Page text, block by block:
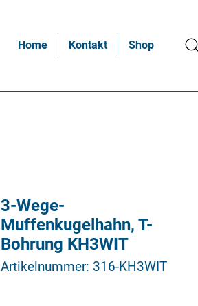
Home Kontakt Shop
3-Wege-
Muffenkugelhahn, T-
Bohrung KH3WIT
Artikelnummer: 316-KH3WIT